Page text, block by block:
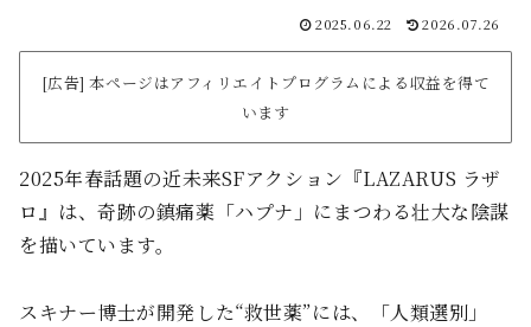
2025.06.22 2026.07.26
[広告] 本ページはアフィリエイトプログラムによる収益を得て
います
2025年春話題の近未来SFアクション『LAZARUS ラザ
ロ』は、奇跡の鎮痛薬「ハプナ」にまつわる壮大な陰謀
を描いています。
スキナー博士が開発した“救世薬”には、「人類選別」